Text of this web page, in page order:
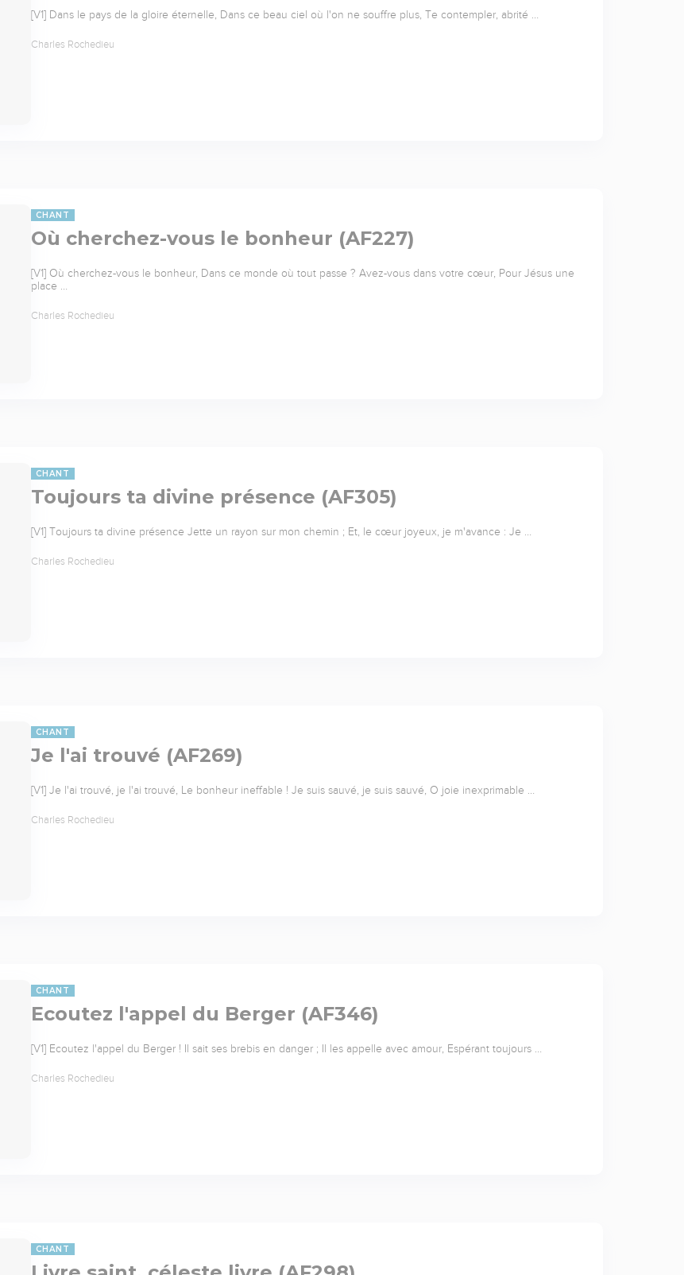
[V1] Dans le pays de la gloire éternelle, Dans ce beau ciel où l'on ne souffre plus, Te contempler, abrité …
Charles Rochedieu
CHANT
Où cherchez-vous le bonheur (AF227)
[V1] Où cherchez-vous le bonheur, Dans ce monde où tout passe ? Avez-vous dans votre cœur, Pour Jésus une
place …
Charles Rochedieu
CHANT
Toujours ta divine présence (AF305)
[V1] Toujours ta divine présence Jette un rayon sur mon chemin ; Et, le cœur joyeux, je m'avance : Je …
Charles Rochedieu
CHANT
Je l'ai trouvé (AF269)
[V1] Je l'ai trouvé, je l'ai trouvé, Le bonheur ineffable ! Je suis sauvé, je suis sauvé, O joie inexprimable …
Charles Rochedieu
CHANT
Ecoutez l'appel du Berger (AF346)
[V1] Ecoutez l'appel du Berger ! Il sait ses brebis en danger ; Il les appelle avec amour, Espérant toujours …
Charles Rochedieu
CHANT